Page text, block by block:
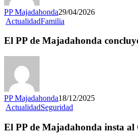
PP Majadahonda29/04/2026
ActualidadFamilia
El PP de Majadahonda
PP Majadahonda18/12/2025
ActualidadSeguridad
El PP de Majadahonda insta